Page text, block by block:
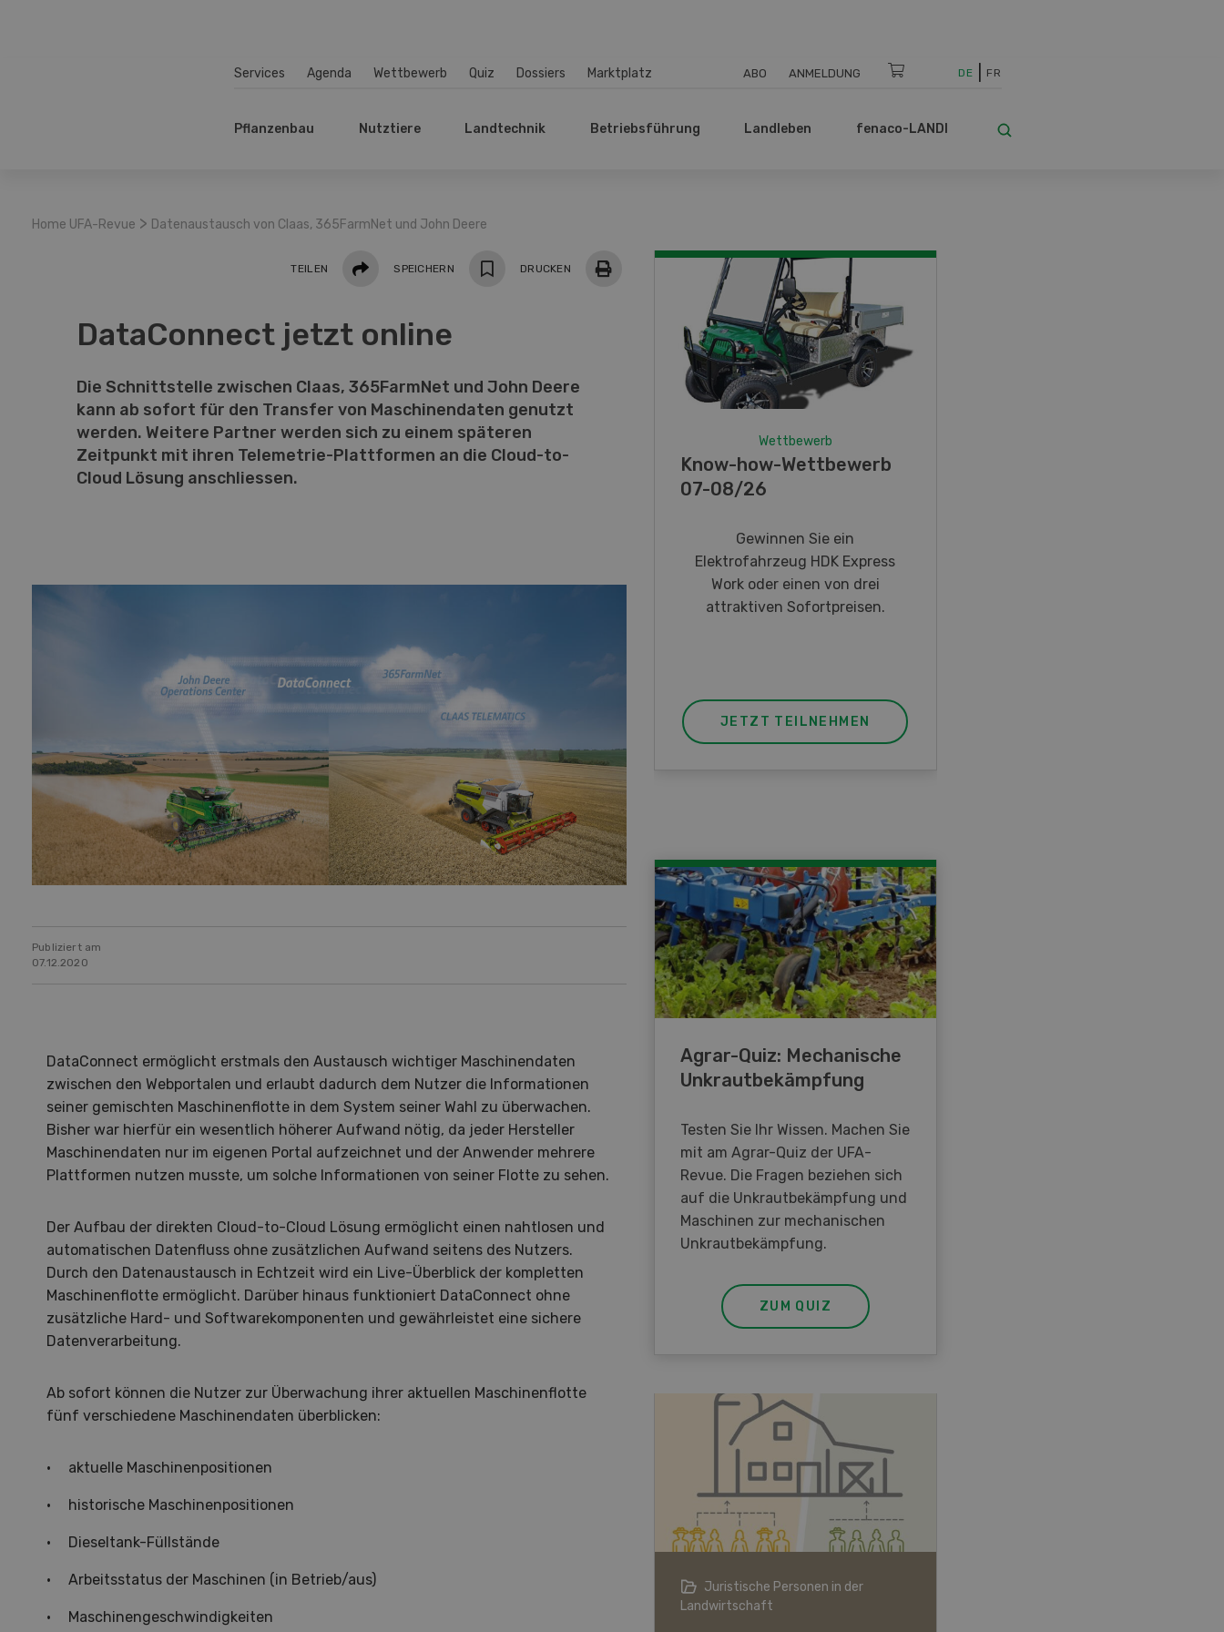
Services Agenda Wettbewerb Quiz Dossiers Marktplatz ABO ANMELDUNG DE FR
Pflanzenbau Nutztiere Landtechnik Betriebsführung Landleben fenaco-LANDI
Home UFA-Revue > Datenaustausch von Claas, 365FarmNet und John Deere
TEILEN Teilen SPEICHERN DRUCKEN
DataConnect jetzt online
Die Schnittstelle zwischen Claas, 365FarmNet und John Deere
kann ab sofort für den Transfer von Maschinendaten genutzt
werden. Weitere Partner werden sich zu einem späteren
Zeitpunkt mit ihren Telemetrie-Plattformen an die Cloud-to-
Cloud Lösung anschliessen.
Publiziert am
07.12.2020
DataConnect ermöglicht erstmals den Austausch wichtiger Maschinendaten
zwischen den Webportalen und erlaubt dadurch dem Nutzer die Informationen
seiner gemischten Maschinenflotte in dem System seiner Wahl zu überwachen.
Bisher war hierfür ein wesentlich höherer Aufwand nötig, da jeder Hersteller
Maschinendaten nur im eigenen Portal aufzeichnet und der Anwender mehrere
Plattformen nutzen musste, um solche Informationen von seiner Flotte zu sehen.
Der Aufbau der direkten Cloud-to-Cloud Lösung ermöglicht einen nahtlosen und
automatischen Datenfluss ohne zusätzlichen Aufwand seitens des Nutzers.
Durch den Datenaustausch in Echtzeit wird ein Live-Überblick der kompletten
Maschinenflotte ermöglicht. Darüber hinaus funktioniert DataConnect ohne
zusätzliche Hard- und Softwarekomponenten und gewährleistet eine sichere
Datenverarbeitung.
Ab sofort können die Nutzer zur Überwachung ihrer aktuellen Maschinenflotte
fünf verschiedene Maschinendaten überblicken:
aktuelle Maschinenpositionen
historische Maschinenpositionen
Dieseltank-Füllstände
Arbeitsstatus der Maschinen (in Betrieb/aus)
Maschinengeschwindigkeiten
Wettbewerb
Know-how-Wettbewerb
07-08/26
Gewinnen Sie ein
Elektrofahrzeug HDK Express
Work oder einen von drei
attraktiven Sofortpreisen.
JETZT TEILNEHMEN
Agrar-Quiz: Mechanische
Unkrautbekämpfung
Testen Sie Ihr Wissen. Machen Sie
mit am Agrar-Quiz der UFA-
Revue. Die Fragen beziehen sich
auf die Unkrautbekämpfung und
Maschinen zur mechanischen
Unkrautbekämpfung.
ZUM QUIZ
Hof in neuer Hand
Juristische Personen in der
Landwirtschaft